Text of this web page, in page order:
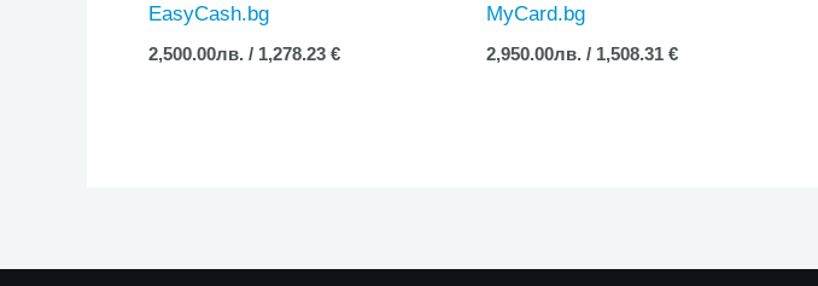
EasyCash.bg
2,500.00лв. / 1,278.23 €
MyCard.bg
2,950.00лв./ 1,508.31 €